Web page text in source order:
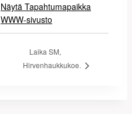
Näytä Tapahtumapaikka
WWW-sivusto
Laika SM,
Hirvenhaukkukoe.